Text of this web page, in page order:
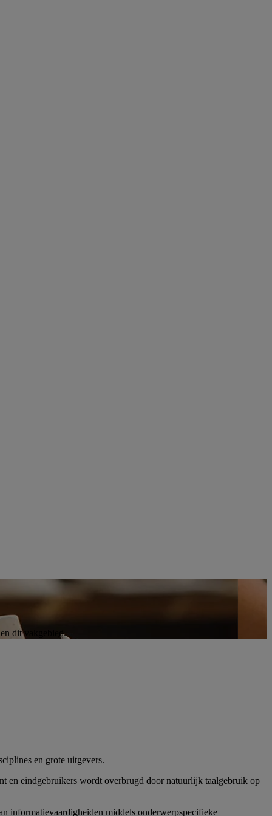
dit vakgebied.
en grote uitgevers.
en eindgebruikers wordt overbrugd door natuurlijk taalgebruik op
informatievaardigheiden middels onderwerpspecifieke